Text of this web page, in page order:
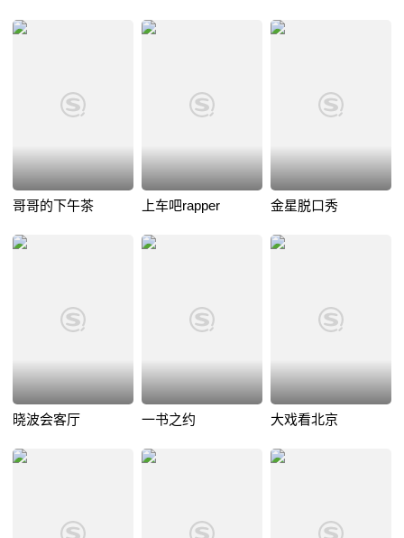
哥哥的下午茶 上车吧rapper 金星脱口秀
晓波会客厅 一书之约 大戏看北京